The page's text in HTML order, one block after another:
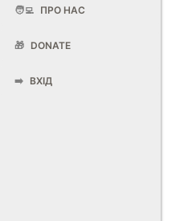
🧑‍💻 ПРО НАС
🎁 DONATE
➡️ ВХІД